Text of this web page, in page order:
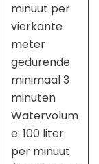
minuut per
vierkante
meter
gedurende
minimaal 3
minuten
Watervolum
e: 100 liter
per minuut